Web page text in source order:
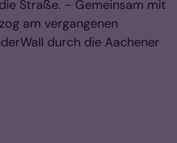
Straße. - Gemeinsam mit
am vergangenen
durch die Aachener